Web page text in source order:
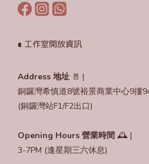
∎ 工作室開放資訊
Address 地址 🚪 |
銅鑼灣希慎道8號裕景商業中心9摟
(銅鑼灣站F1/F2出口)
Opening Hours 營業時間 🕰️ |
3-7PM (逢星期三六休息)